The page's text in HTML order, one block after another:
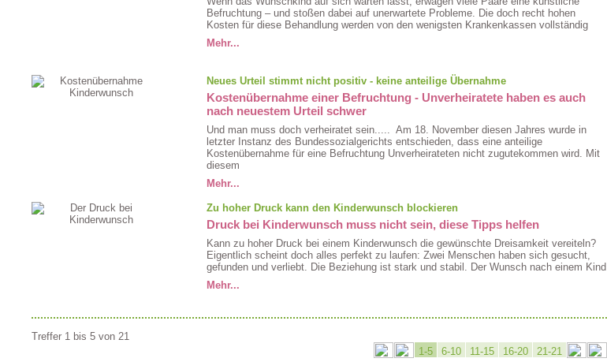
Befruchtung – und stoßen dabei auf unerwartete Probleme. Die doch recht hohen
Kosten für diese Behandlung werden von den wenigsten Krankenkassen vollständig
Mehr...
Neues Urteil stimmt nicht positiv - keine anteilige Übernahme
Kostenübernahme einer Befruchtung - Unverheiratete haben es auch
nach neuestem Urteil schwer
Und man muss doch verheiratet sein..... Am 18. November diesen Jahres wurde in
letzter Instanz des Bundessozialgerichts entschieden, dass eine anteilige
Kostenübernahme für eine Befruchtung Unverheirateten nicht zugutekommen wird. Mit
diesem
Mehr...
Zu hoher Druck kann den Kinderwunsch blockieren
Druck bei Kinderwunsch muss nicht sein, diese Tipps helfen
Kann zu hoher Druck bei einem Kinderwunsch die gewünschte Dreisamkeit vereiteln?
Eigentlich scheint doch alles perfekt zu laufen: Zwei Menschen haben sich gesucht,
gefunden und verliebt. Die Beziehung ist stark und stabil. Der Wunsch nach einem Kind
Mehr...
Treffer 1 bis 5 von 21
1-5
6-10 11-15 16-20 21-21